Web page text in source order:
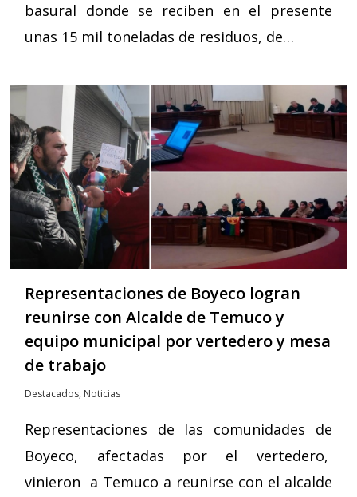
basural donde se reciben en el presente
unas 15 mil toneladas de residuos, de…
Representaciones de Boyeco logran
reunirse con Alcalde de Temuco y
equipo municipal por vertedero y mesa
de trabajo
Destacados, Noticias
Representaciones de las comunidades de
Boyeco, afectadas por el vertedero,
vinieron a Temuco a reunirse con el alcalde